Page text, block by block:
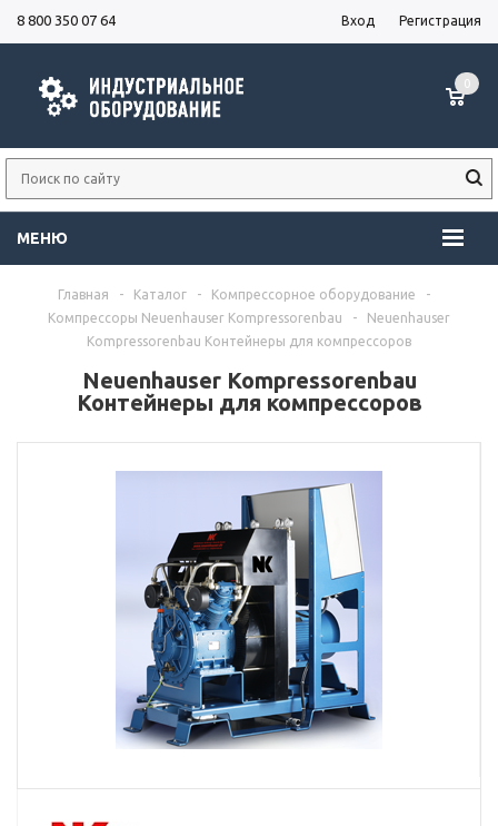
8 800 350 07 64 Вход Регистрация
МЕНЮ
0
Главная - Каталог - Компрессорное оборудование
-
Компрессоры Neuenhauser Kompressorenbau
-
Neuenhauser
Kompressorenbau Контейнеры для компрессоров
Neuenhauser Kompressorenbau
Контейнеры для компрессоров